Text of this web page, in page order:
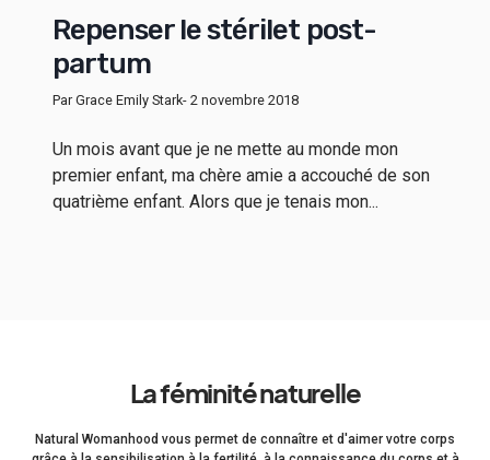
Repenser le stérilet post-
partum
Par Grace Emily Stark- 2 novembre 2018
Un mois avant que je ne mette au monde mon
premier enfant, ma chère amie a accouché de son
quatrième enfant. Alors que je tenais mon...
La féminité naturelle
Natural Womanhood vous permet de connaître et d'aimer votre corps